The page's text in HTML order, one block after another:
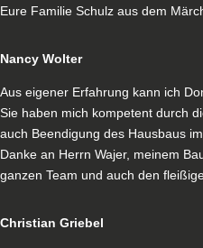
Eure Familie Schulz aus dem
Nancy Wolter
Aus eigener Erfahrung kann ich
Sie haben mich kompetent durch
auch Beendigung des Hausbaus
Danke an Herrn Wajer, meinem
ganzen Team und auch den
Christian Griebel